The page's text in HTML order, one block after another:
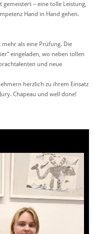
– eine tolle Leistung,
Hand in Hand gehen.
als eine Prüfung. Die
eingeladen, wo neben tollen
und neue
herzlich zu ihrem Einsatz
Chapeau und well done!